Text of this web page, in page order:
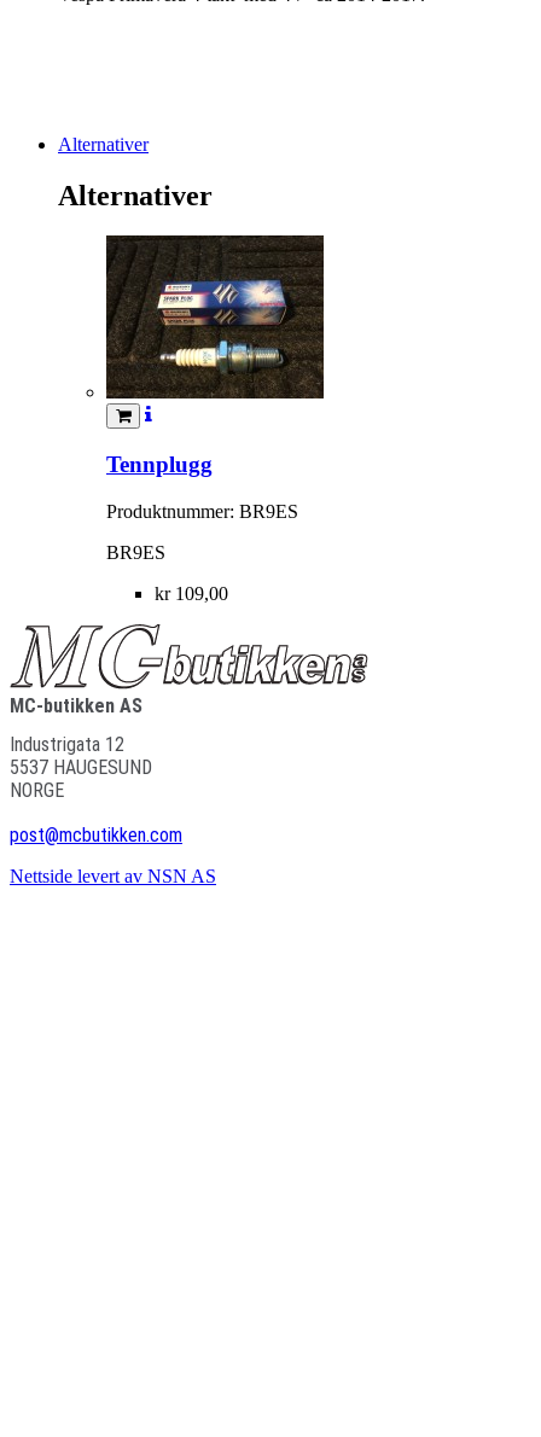
Alternativer
Alternativer
Tennplugg
Produktnummer: BR9ES
BR9ES
kr 109,00
MC-butikken AS
Industrigata 12
5537 HAUGESUND
NORGE
post@mcbutikken.com
Nettside levert av NSN AS